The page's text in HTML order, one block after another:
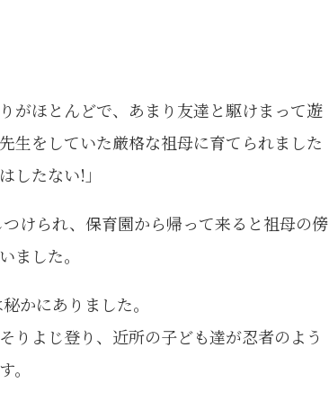
がほとんどで、あまり友達と駆けまって遊
生をしていた厳格な祖母に育てられました
したない!」
けられ、保育園から帰って来ると祖母の傍
ました。
かにありました。
りよじ登り、近所の子ども達が忍者のよう